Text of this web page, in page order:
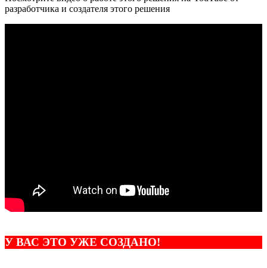
разработчика и создателя этого решения
У ВАС ЭТО УЖЕ СОЗДАНО!